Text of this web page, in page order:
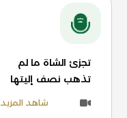
تجزئ الشاة ما لم
تذهب نصف إليتها
شاهد المزيد